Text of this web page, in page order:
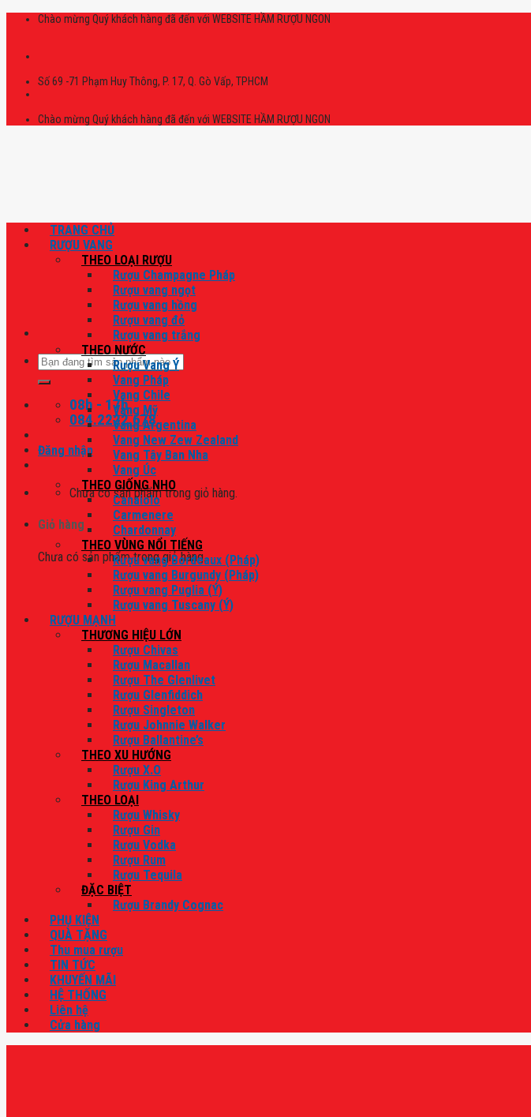
Skip
Chào mừng Quý khách hàng đã đến với WEBSITE HẦM RƯỢU NGON
Số 69 -71 Phạm Huy Thông, P. 17, Q. Gò Vấp, TPHCM
Chào mừng Quý khách hàng đã đến với WEBSITE HẦM RƯỢU NGON
Tìm
kiếm:
08h - 17h
084.2222.678
Đăng nhập
Chưa có sản phẩm trong giỏ hàng.
Giỏ hàng
Chưa có sản phẩm trong giỏ hàng.
TRANG CHỦ
RƯỢU VANG
THEO LOẠI RƯỢU
Rượu Champagne Pháp
Rượu vang ngọt
Rượu vang hồng
Rượu vang đỏ
Rượu vang trắng
THEO NƯỚC
Rượu Vang Ý
Vang Pháp
Vang Chile
Vang Mỹ
Vang Argentina
Vang New Zew Zealand
Vang Tây Ban Nha
Vang Úc
THEO GIỐNG NHO
Canaiolo
Carmenere
Chardonnay
THEO VÙNG NỔI TIẾNG
Rượu vang Bordeaux (Pháp)
Rượu vang Burgundy (Pháp)
Rượu vang Puglia (Ý)
Rượu vang Tuscany (Ý)
RƯỢU MẠNH
THƯƠNG HIỆU LỚN
Rượu Chivas
Rượu Macallan
Rượu The Glenlivet
Rượu Glenfiddich
Rượu Singleton
Rượu Johnnie Walker
Rượu Ballantine’s
THEO XU HƯỚNG
Rượu X.O
Rượu King Arthur
THEO LOẠI
Rượu Whisky
Rượu Gin
Rượu Vodka
Rượu Rum
Rượu Tequila
ĐẶC BIỆT
Rượu Brandy Cognac
PHỤ KIỆN
QUÀ TẶNG
Thu mua rượu
TIN TỨC
KHUYẾN MÃI
HỆ THỐNG
Liên hệ
Cửa hàng